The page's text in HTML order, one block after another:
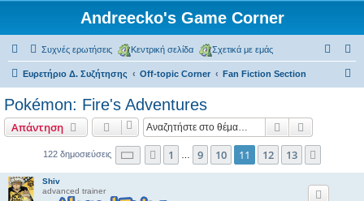
Andreecko's Game Corner
Συχνές ερωτήσεις Κεντρική σελίδα Σχετικά με εμάς
Ευρετήριο Δ. Συζήτησης Off-topic Corner Fan Fiction Section
Pokémon: Fire's Adventures
Απάντηση Αναζήτηση
122 δημοσιεύσεις Σελίδα 11από 13
Προηγούμενη
1 9 10 11 12 13
Shiv
advanced trainer